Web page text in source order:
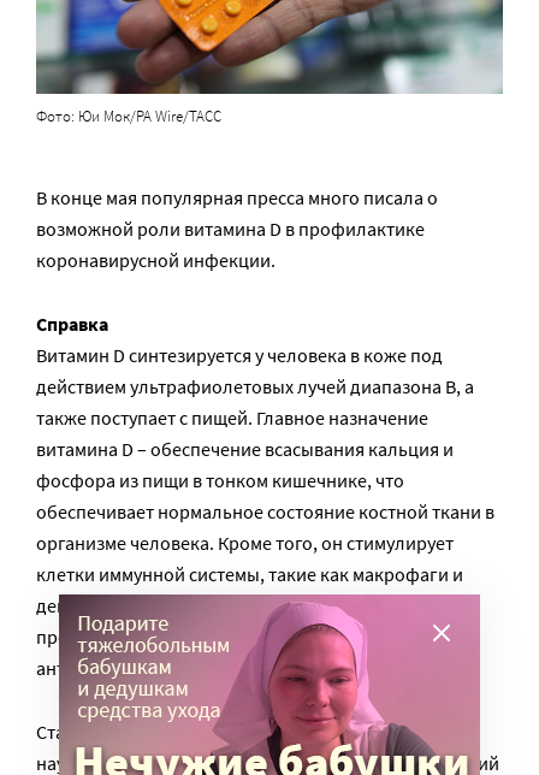
Фото: Юи Мок/PA Wire/ТАСС
В конце мая популярная пресса много писала о
возможной роли витамина D в профилактике
коронавирусной инфекции.
Справка
Витамин D синтезируется у человека в коже под
действием ультрафиолетовых лучей диапазона B, а
также поступает с пищей. Главное назначение
витамина D – обеспечение всасывания кальция и
фосфора из пищи в тонком кишечнике, что
обеспечивает нормальное состояние костной ткани в
организме человека. Кроме того, он стимулирует
клетки иммунной системы, такие как макрофаги и
дендритные клетки, играющие важную роль в
предотвращении аутоиммунности (образовании
антител против собственных тканей организма).
Статьи были основаны на ряде наблюдательных
научных работ. Несколько европейских исследований